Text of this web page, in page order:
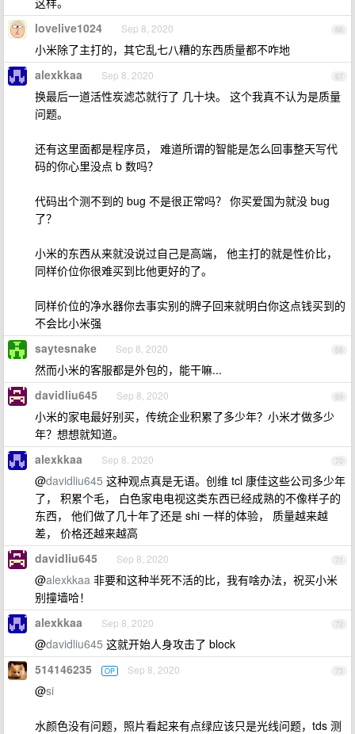
66
lovelive1024 Sep 8, 2020
小米除了主打的，其它乱七八糟的东西质量都不咋地
67
alexkkaa Sep 8, 2020
换最后一道活性炭滤芯就行了 几十块。 这个我真不认为是质量
问题。
还有这里面都是程序员， 难道所谓的智能是怎么回事整天写代
码的你心里没点 b 数吗？
代码出个测不到的 bug 不是很正常吗？ 你买爱国为就没 bug
了？
小米的东西从来就没说过自己是高端， 他主打的就是性价比，
同样价位你很难买到比他更好的了。
同样价位的净水器你去事实别的牌子回来就明白你这点钱买到的
不会比小米强
68
saytesnake Sep 8, 2020
然而小米的客服都是外包的，能干嘛...
69
davidliu645 Sep 8, 2020
小米的家电最好别买，传统企业积累了多少年？小米才做多少
年？想想就知道。
70
alexkkaa Sep 8, 2020
@davidliu645 这种观点真是无语。创维 tcl 康佳这些公司多少年
了， 积累个毛， 白色家电电视这类东西已经成熟的不像样子的
东西， 他们做了几十年了还是 shi 一样的体验， 质量越来越
差， 价格还越来越高
71
davidliu645 Sep 8, 2020
@alexkkaa 非要和这种半死不活的比，我有啥办法，祝买小米
别撞墙哈！
72
alexkkaa Sep 8, 2020
@davidliu645 这就开始人身攻击了 block
73
514146235 OP Sep 8, 2020
@si
水颜色没有问题，照片看起来有点绿应该只是光线问题，tds 测